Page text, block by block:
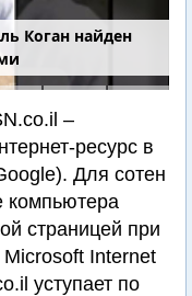
Коган найден
–
ресурс в
Для сотен
компьютера
страницей при
Microsoft Internet
уступает по